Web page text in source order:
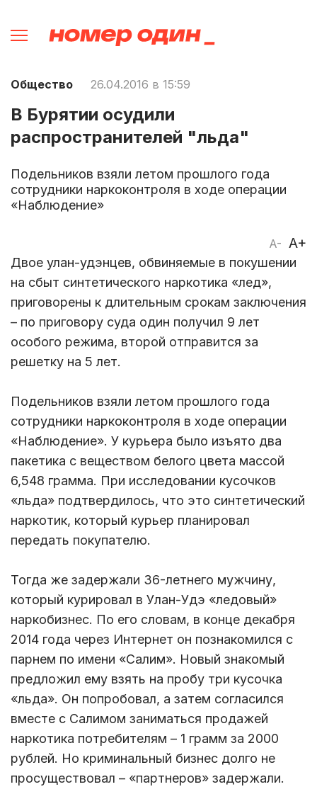
Общество 26.04.2016 в 15:59
В Бурятии осудили
распространителей "льда"
Подельников взяли летом прошлого года
сотрудники наркоконтроля в ходе операции
«Наблюдение»
A- A+
Двое улан-удэнцев, обвиняемые в покушении
на сбыт синтетического наркотика «лед»,
приговорены к длительным срокам заключения
– по приговору суда один получил 9 лет
особого режима, второй отправится за
решетку на 5 лет.
Подельников взяли летом прошлого года
сотрудники наркоконтроля в ходе операции
«Наблюдение». У курьера было изъято два
пакетика с веществом белого цвета массой
6,548 грамма. При исследовании кусочков
«льда» подтвердилось, что это синтетический
наркотик, который курьер планировал
передать покупателю.
Тогда же задержали 36-летнего мужчину,
который курировал в Улан-Удэ «ледовый»
наркобизнес. По его словам, в конце декабря
2014 года через Интернет он познакомился с
парнем по имени «Салим». Новый знакомый
предложил ему взять на пробу три кусочка
«льда». Он попробовал, а затем согласился
вместе с Салимом заниматься продажей
наркотика потребителям – 1 грамм за 2000
рублей. Но криминальный бизнес долго не
просуществовал – «партнеров» задержали.